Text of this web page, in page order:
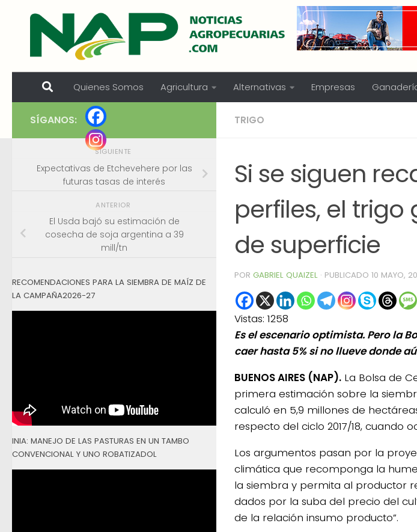
Skip to content
Quienes Somos Agricultura Alternativas Empresas
TRIGO
Si se siguen
perfiles, el trigo
de superficie
POR GABRIEL QUAIZEL · PUBLICADO 10 MAYO,
Vistas: 1258
Es el escenario optimista. Pero la
caer hasta 5% si no llueve donde
BUENOS AIRES (NAP). La Bolsa de
primera estimación sobre la
calculó en 5,9 millones de
respecto del ciclo 2017/18, cuando
Los argumentos pasan por la
climática que recomponga la
la siembra y permita al productor
dados por la suba del precio del
de la relación insumo producto”.
SÍGANOS:
SIGUIENTE
Expectativas de Etchevehere por las
futuras tasas de interés
ANTERIOR
El Usda bajó su estimación de
cosecha de soja argentina a 39
mill/tn
RECOMENDACIONES PARA LA SIEMBRA DE MAÍZ DE
LA CAMPAÑA2026-27
INIA: MANEJO DE LAS PASTURAS EN UN TAMBO
CONVENCIONAL Y UNO ROBATIZADOL